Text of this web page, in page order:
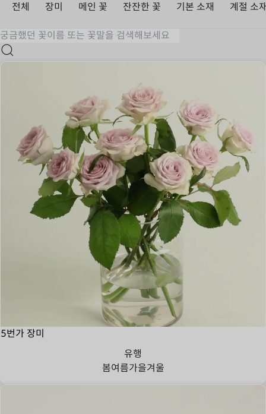
전체 장미 메인 꽃 잔잔한 꽃 기본 소재 계절 소
5번가 장미
유행
봄여름가을겨울